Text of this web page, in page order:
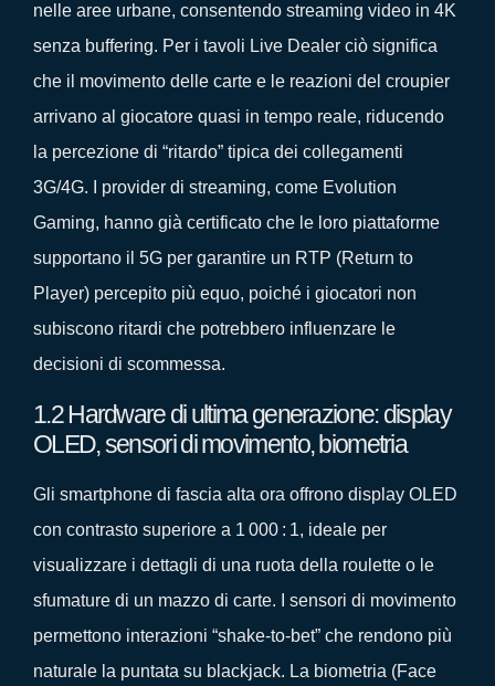
nelle aree urbane, consentendo streaming video in 4K
senza buffering. Per i tavoli Live Dealer ciò significa
che il movimento delle carte e le reazioni del croupier
arrivano al giocatore quasi in tempo reale, riducendo
la percezione di “ritardo” tipica dei collegamenti
3G/4G. I provider di streaming, come Evolution
Gaming, hanno già certificato che le loro piattaforme
supportano il 5G per garantire un RTP (Return to
Player) percepito più equo, poiché i giocatori non
subiscono ritardi che potrebbero influenzare le
decisioni di scommessa.
1.2 Hardware di ultima generazione: display
OLED, sensori di movimento, biometria
Gli smartphone di fascia alta ora offrono display OLED
con contrasto superiore a 1 000 : 1, ideale per
visualizzare i dettagli di una ruota della roulette o le
sfumature di un mazzo di carte. I sensori di movimento
permettono interazioni “shake‑to‑bet” che rendono più
naturale la puntata su blackjack. La biometria (Face